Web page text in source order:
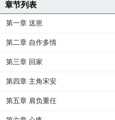
章节列表
第一章 送崽
第二章 自作多情
第三章 回家
第四章 主角宋安
第五章 肩负重任